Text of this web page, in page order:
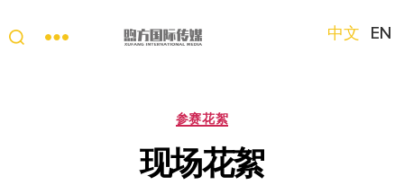
只
眼
看
中
中文 EN
分
参赛花絮
现场花絮